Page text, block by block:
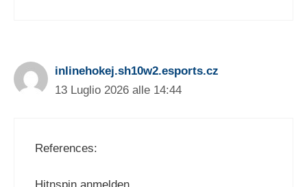
inlinehokej.sh10w2.esports.cz
13 Luglio 2026 alle 14:44
References:
Hitnspin anmelden